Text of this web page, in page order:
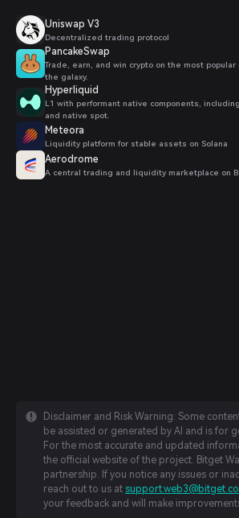
Uniswap V3
Decentralized trading protocol
PancakeSwap
Trade, earn, and win crypto on the most
the galaxy.
Hyperliquid
L1 with performant native components,
and native spot.
Meteora
Liquidity platform for stable assets on Solana
Aerodrome
A central trading and liquidity marketplace on
Disclaimer and Risk Warning: Some
be assisted or generated by AI and is for
For the most accurate and updated
the official website of the project. Bitget
partnership. If you notice any issues or
reach out to us at
your feedback and will make